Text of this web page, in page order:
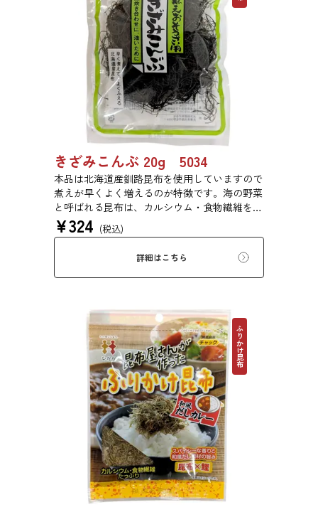
きざみこんぶ 20g 5034
本品は北海道産釧路昆布を使用していますので
煮えが早くよく増えるのが特徴です。海の野菜
と呼ばれる昆布は、カルシウム・食物繊維を豊
富に含みます。ジャガイモやカボチャと煮付け
たり、ひじきのように野菜等と一緒に油で炒め
たりと様々な用途でご利用いただけます。
¥324 (税込)
詳細はこちら
ふりかけ昆布